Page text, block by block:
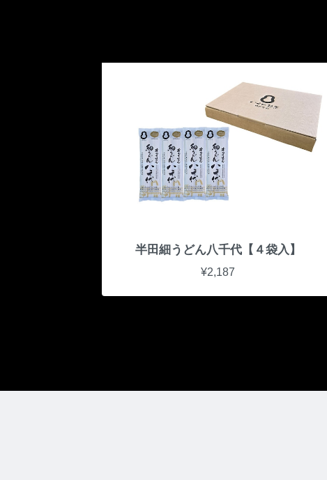
半田細うどん八千代【４袋入】
¥2,187